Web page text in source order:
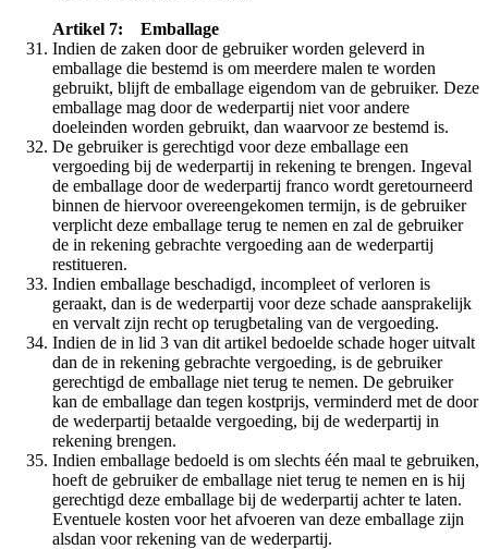
Artikel 7: Emballage
Indien de zaken door de gebruiker worden geleverd in
emballage die bestemd is om meerdere malen te worden
gebruikt, blijft de emballage eigendom van de gebruiker. Deze
emballage mag door de wederpartij niet voor andere
doeleinden worden gebruikt, dan waarvoor ze bestemd is.
De gebruiker is gerechtigd voor deze emballage een
vergoeding bij de wederpartij in rekening te brengen. Ingeval
de emballage door de wederpartij franco wordt geretourneerd
binnen de hiervoor overeengekomen termijn, is de gebruiker
verplicht deze emballage terug te nemen en zal de gebruiker
de in rekening gebrachte vergoeding aan de wederpartij
restitueren.
Indien emballage beschadigd, incompleet of verloren is
geraakt, dan is de wederpartij voor deze schade aansprakelijk
en vervalt zijn recht op terugbetaling van de vergoeding.
Indien de in lid 3 van dit artikel bedoelde schade hoger uitvalt
dan de in rekening gebrachte vergoeding, is de gebruiker
gerechtigd de emballage niet terug te nemen. De gebruiker
kan de emballage dan tegen kostprijs, verminderd met de door
de wederpartij betaalde vergoeding, bij de wederpartij in
rekening brengen.
Indien emballage bedoeld is om slechts één maal te gebruiken,
hoeft de gebruiker de emballage niet terug te nemen en is hij
gerechtigd deze emballage bij de wederpartij achter te laten.
Eventuele kosten voor het afvoeren van deze emballage zijn
alsdan voor rekening van de wederpartij.